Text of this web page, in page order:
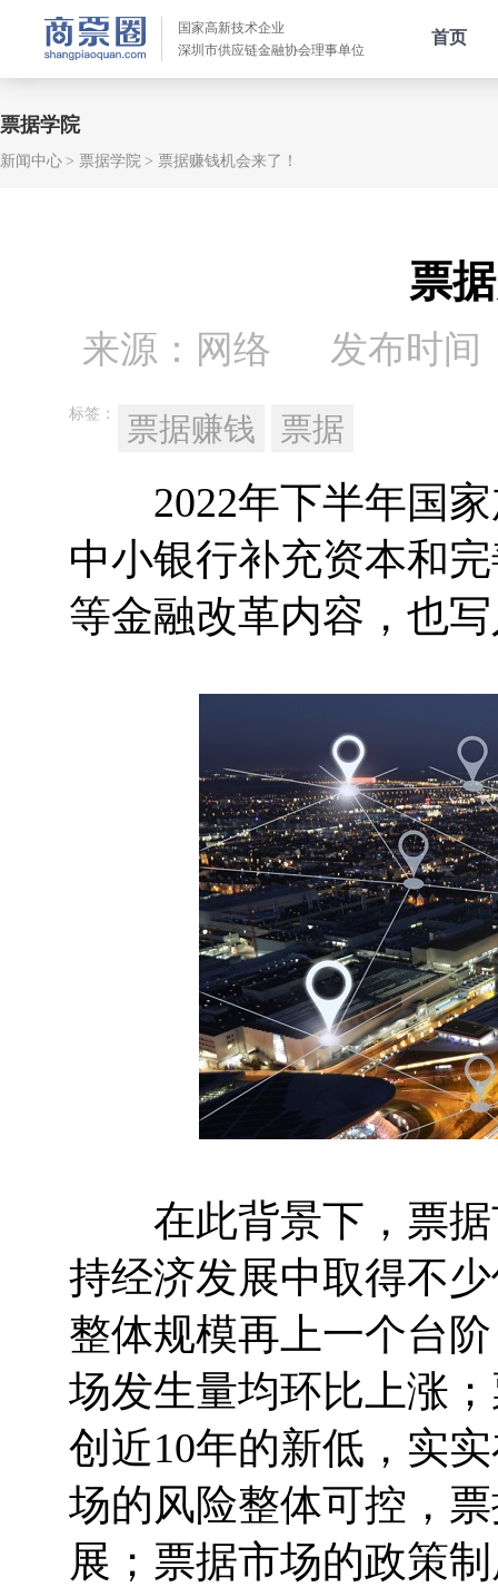
国家高新技术企业
深圳市供应链金融协会理事单位
首页
票据学院
新闻中心 票据学院 票据赚钱机会来了！
票
来源：网络 发布时间
标签： 票据赚钱 票据
2022年下半年国家
中小银行补充资本和
等金融改革内容，也
在此背景下，票据
持经济发展中取得不
整体规模再上一个台
场发生量均环比上涨
创近10年的新低，实
场的风险整体可控，
展；票据市场的政策